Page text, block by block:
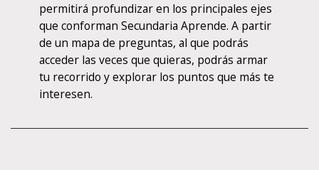
permitirá profundizar en los principales ejes
que conforman Secundaria Aprende. A partir
de un mapa de preguntas, al que podrás
acceder las veces que quieras, podrás armar
tu recorrido y explorar los puntos que más te
interesen.